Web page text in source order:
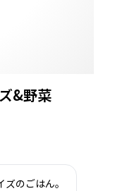
&野菜
のごはん。